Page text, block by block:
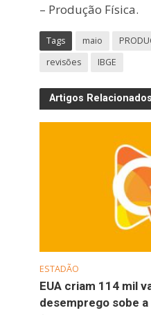
– Produção Física.
Tags maio
revisões
IBGE
Artigos Relacionados
ESTADÃO
EUA criam 114 mil
desemprego sobe a